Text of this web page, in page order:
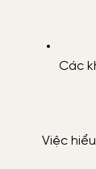
Các
Việc